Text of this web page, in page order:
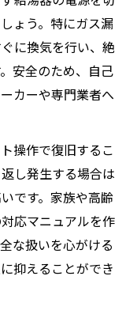
ょう。特にガス漏
に換気を行い、絶
安全のため、自己
カーや専門業者へ
操作で復旧するこ
し発生する場合は
です。家族や高齢
応マニュアルを作
な扱いを心がける
抑えることができ